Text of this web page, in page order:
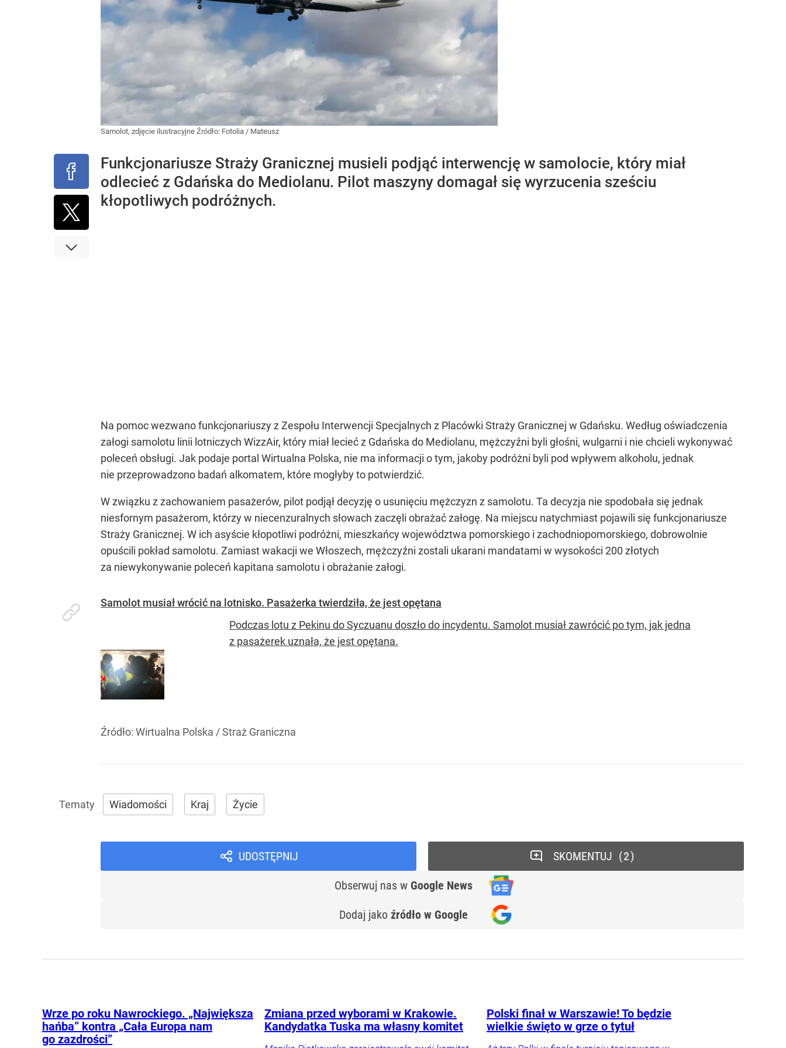
Samolot, zdjęcie ilustracyjne Źródło: Fotolia / Mateusz
Funkcjonariusze Straży Granicznej musieli podjąć interwencję w samolocie, który miał
odlecieć z Gdańska do Mediolanu. Pilot maszyny domagał się wyrzucenia sześciu
kłopotliwych podróżnych.
Na pomoc wezwano funkcjonariuszy z Zespołu Interwencji Specjalnych z Placówki Straży Granicznej w Gdańsku. Według oświadczenia
załogi samolotu linii lotniczych WizzAir, który miał lecieć z Gdańska do Mediolanu, mężczyźni byli głośni, wulgarni i nie chcieli wykonywać
poleceń obsługi. Jak podaje portal Wirtualna Polska, nie ma informacji o tym, jakoby podróżni byli pod wpływem alkoholu, jednak
nie przeprowadzono badań alkomatem, które mogłyby to potwierdzić.
W związku z zachowaniem pasażerów, pilot podjął decyzję o usunięciu mężczyzn z samolotu. Ta decyzja nie spodobała się jednak
niesfornym pasażerom, którzy w niecenzuralnych słowach zaczęli obrażać załogę. Na miejscu natychmiast pojawili się funkcjonariusze
Straży Granicznej. W ich asyście kłopotliwi podróżni, mieszkańcy województwa pomorskiego i zachodniopomorskiego, dobrowolnie
opuścili pokład samolotu. Zamiast wakacji we Włoszech, mężczyźni zostali ukarani mandatami w wysokości 200 złotych
za niewykonywanie poleceń kapitana samolotu i obrażanie załogi.
Samolot musiał wrócić na lotnisko. Pasażerka twierdziła, że jest opętana
Podczas lotu z Pekinu do Syczuanu doszło do incydentu. Samolot musiał zawrócić po tym, jak jedna
z pasażerek uznała, że jest opętana.
Źródło: Wirtualna Polska /Straż Graniczna
Wiadomości Kraj Życie
UDOSTĘPNIJ
Obserwuj nas w Google News
Dodaj jako źródło w Google
SKOMENTUJ 2
Wrze po roku Nawrockiego. „Największa
hańba” kontra „Cała Europa nam
go zazdrości”
Zmiana przed wyborami w Krakowie.
Kandydatka Tuska ma własny komitet
Polski finał w Warszawie! To będzie
wielkie święto w grze o tytuł